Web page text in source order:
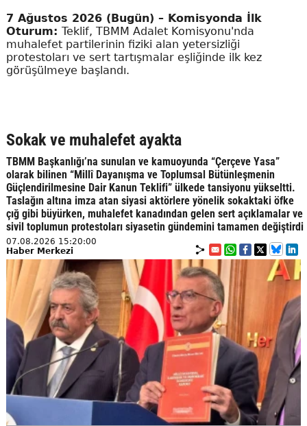
7 Ağustos 2026 (Bugün) – Komisyonda İlk
Oturum: Teklif, TBMM Adalet Komisyonu'nda
muhalefet partilerinin fiziki alan yetersizliği
protestoları ve sert tartışmalar eşliğinde ilk kez
görüşülmeye başlandı.
Sokak ve muhalefet ayakta
TBMM Başkanlığı’na sunulan ve kamuoyunda “Çerçeve Yasa”
olarak bilinen “Millî Dayanışma ve Toplumsal Bütünleşmenin
Güçlendirilmesine Dair Kanun Teklifi” ülkede tansiyonu yükseltti.
Taslağın altına imza atan siyasi aktörlere yönelik sokaktaki öfke
çığ gibi büyürken, muhalefet kanadından gelen sert açıklamalar ve
sivil toplumun protestoları siyasetin gündemini tamamen değiştirdi
07.08.2026 15:20:00
Haber Merkezi